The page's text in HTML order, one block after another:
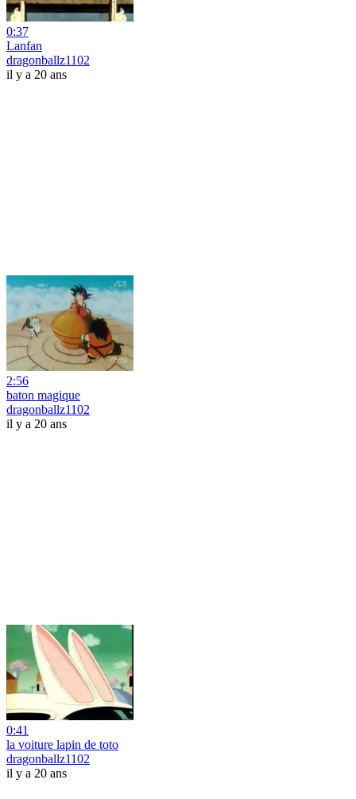
0:37
Lanfan
dragonballz1102
il y a 20 ans
2:56
baton magique
dragonballz1102
il y a 20 ans
0:41
la voiture lapin de toto
dragonballz1102
il y a 20 ans